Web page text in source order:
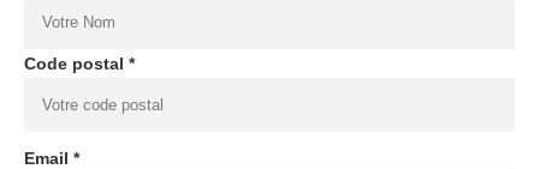
Code postal *
Email *